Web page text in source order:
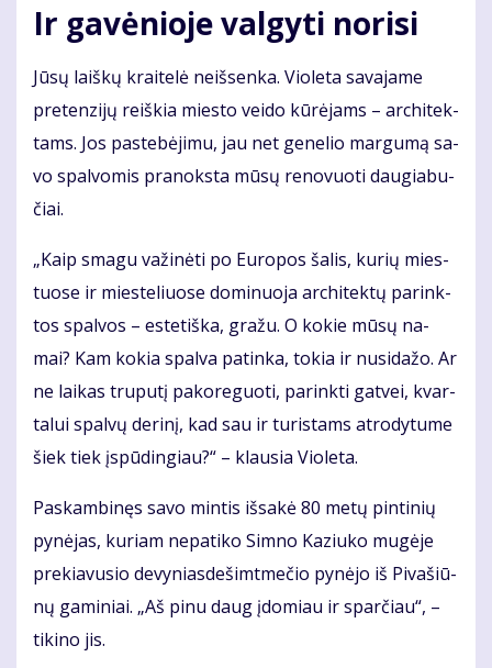
Ir ga­vė­nio­je val­gy­ti no­ri­si
Jū­sų laiš­kų krai­te­lė ne­iš­sen­ka. Vio­le­ta sa­va­ja­me
pre­ten­zi­jų reiš­kia mies­to vei­do kū­rė­jams – ar­chi­tek­
tams. Jos pa­ste­bė­ji­mu, jau net ge­ne­lio mar­gu­mą sa­
vo spal­vo­mis pra­noks­ta mū­sų re­no­vuo­ti dau­gia­bu­
čiai.
„Kaip sma­gu va­ži­nė­ti po Eu­ro­pos ša­lis, ku­rių mies­
tuo­se ir mies­te­liuo­se do­mi­nuo­ja ar­chi­tek­tų pa­rink­
tos spal­vos – es­te­tiš­ka, gra­žu. O ko­kie mū­sų na­
mai? Kam ko­kia spal­va pa­tin­ka, to­kia ir nu­si­da­žo. Ar
ne lai­kas tru­pu­tį pa­ko­re­guo­ti, pa­rink­ti gat­vei, kvar­
ta­lui spal­vų de­ri­nį, kad sau ir tu­ris­tams at­ro­dy­tu­me
šiek tiek įspū­din­giau?“ – klau­sia Vio­le­ta.
Pa­skam­bi­nęs sa­vo min­tis iš­sa­kė 80 me­tų pin­ti­nių
py­nė­jas, ku­riam ne­pa­ti­ko Sim­no Ka­ziu­ko mu­gė­je
pre­kia­vu­sio de­vy­nias­de­šimt­me­čio py­nė­jo iš Pi­va­šiū­
nų ga­mi­niai. „Aš pi­nu daug įdo­miau ir spar­čiau“, –
ti­ki­no jis.